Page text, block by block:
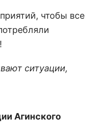
чтобы все
ситуации,
Агинского